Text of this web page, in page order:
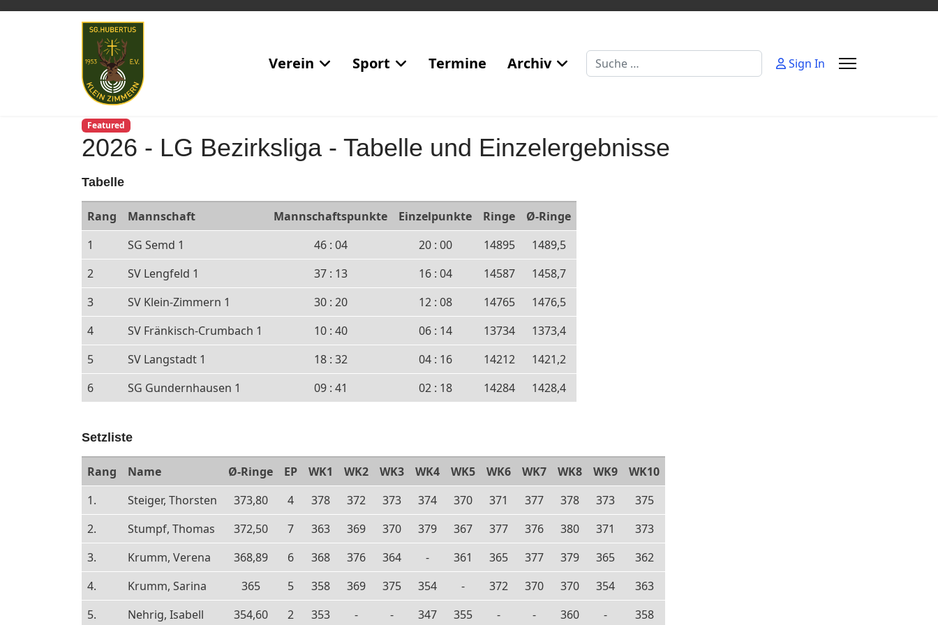
Verein Sport Termine Archiv Suchen Sign In
Featured
2026 - LG Bezirksliga - Tabelle und Einzelergebnisse
Tabelle
Rang Mannschaft Mannschaftspunkte Einzelpunkte Ringe
Ø-Ringe
1
SG Semd 1 46 : 04 20 : 00 14895
1489,5
2
SV Lengfeld 1 37 : 13 16 : 04 14587
1458,7
3
SV Klein-Zimmern 1 30 : 20 12 : 08 14765
1476,5
4
SV Fränkisch-Crumbach 1 10 : 40 06 : 14 13734
1373,4
5
SV Langstadt 1 18 : 32 04 : 16 14212
1421,2
6
SG Gundernhausen 1 09 : 41 02 : 18 14284 1428,4
Setzliste
Rang Name Ø-Ringe EP WK1 WK2 WK3 WK4 WK5 WK6 WK7 WK8 WK9
WK10
1.
Steiger, Thorsten 373,80 4 378 372 373 374 370 371 377 378 373
375
2.
Stumpf, Thomas 372,50 7 363 369 370 379 367 377 376 380 371
373
3.
Krumm, Verena 368,89 6 368 376 364 - 361 365 377 379 365
362
4.
Krumm, Sarina 365 5 358 369 375 354 - 372 370 370 354
363
5.
Nehrig, Isabell 354,60 2 353 - - 347 355 - - 360 - 358